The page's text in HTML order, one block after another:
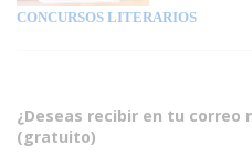
CONCURSOS LITERARIOS
¿Deseas recibir en tu
(gratuito)